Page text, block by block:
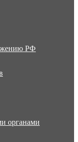
РФ
органами